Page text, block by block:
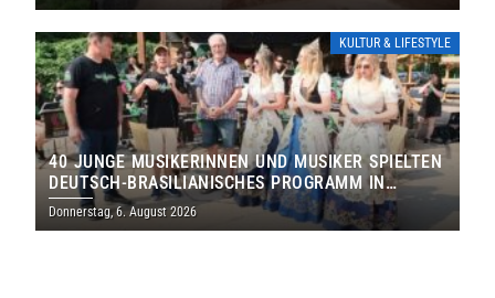
KULTUR & LIFESTYLE
40 JUNGE MUSIKERINNEN UND MUSIKER SPIELTEN
DEUTSCH-BRASILIANISCHES PROGRAMM IN
THOLEY
Donnerstag, 6. August 2026